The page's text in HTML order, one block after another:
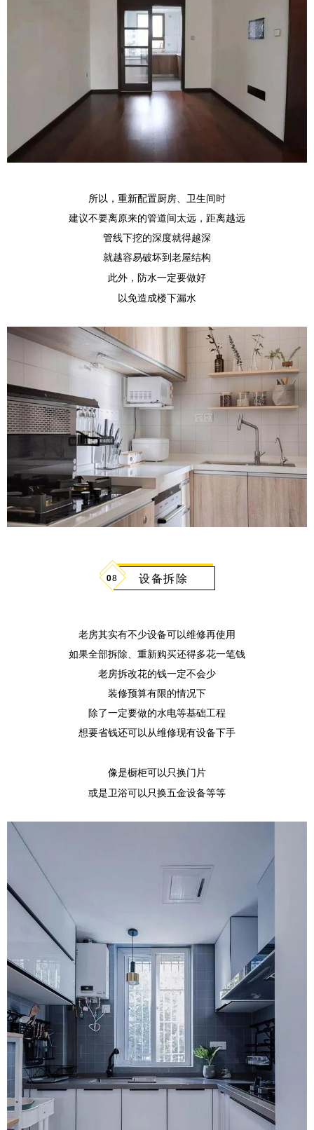
所以，重新配置厨房、卫生间时
建议不要离原来的管道间太远，距离越远
管线下挖的深度就得越深
就越容易破坏到老屋结构
此外，防水一定要做好
以免造成楼下漏水
08 设备拆除
老房其实有不少设备可以维修再使用
如果全部拆除、重新购买还得多花一笔钱
老房拆改花的钱一定不会少
装修预算有限的情况下
除了一定要做的水电等基础工程
想要省钱还可以从维修现有设备下手
像是橱柜可以只换门片
或是卫浴可以只换五金设备等等